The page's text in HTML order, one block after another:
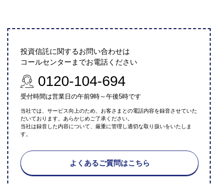
投資信託に関するお問い合わせは
コールセンターまでお電話ください
0120-104-694
受付時間は営業日の午前9時～午後5時です
当社では、サービス向上のため、お客さまとの電話内容を録音させていた
だいております。あらかじめご了承ください。
当社は録音した内容について、厳重に管理し適切な取り扱いをいたしま
す。
よくあるご質問はこちら